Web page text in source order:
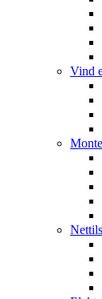
Vind